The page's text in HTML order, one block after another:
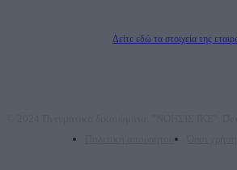
Δείτε εδώ τα στοιχεία της